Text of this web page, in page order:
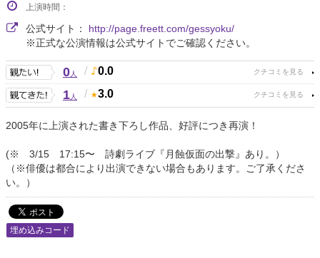
上演時間：
公式サイト： http://page.freett.com/gessyoku/
※正式な公演情報は公式サイトでご確認ください。
0人 / 0.0
1人 / 3.0
2005年に上演された書き下ろし作品、好評につき再演！
(※ 3/15 17:15〜 詩劇ライブ『月蝕仮面の出撃』あり。）
（※俳優は都合により出演できない場合もあります。ご了承くださ
い。）
埋め込みコード